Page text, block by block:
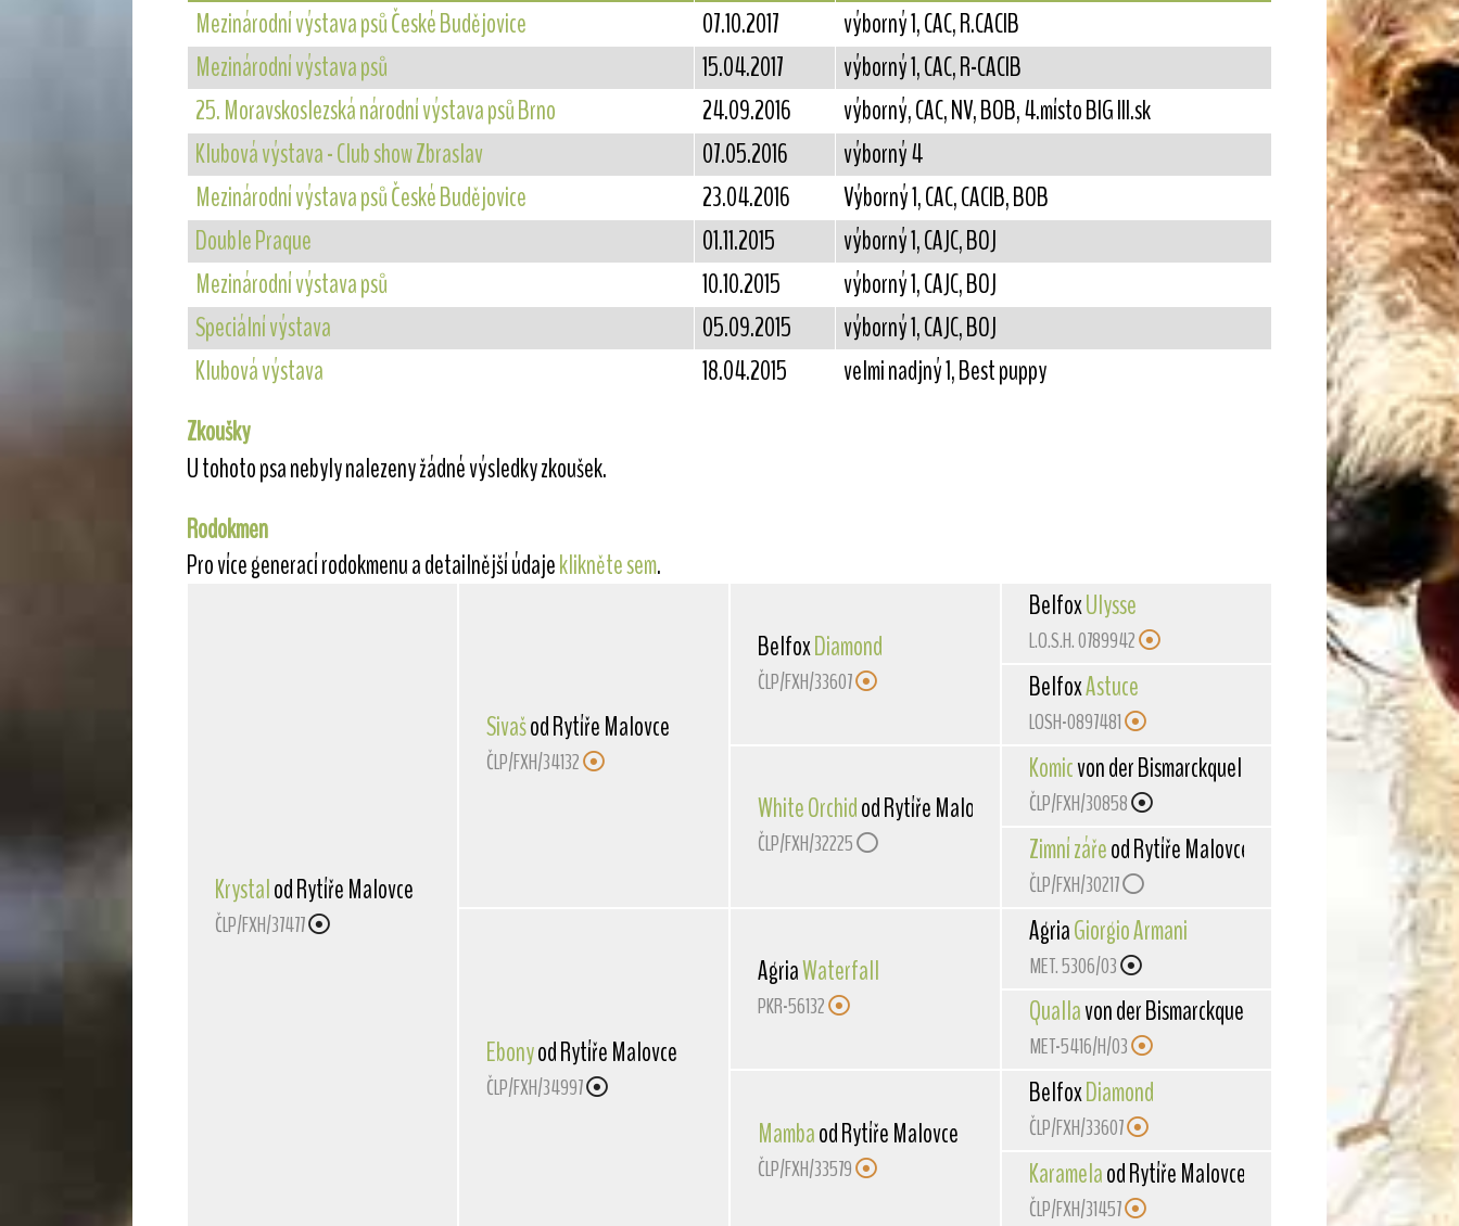
Mezinárodní výstava psů České Budějovice
07.10.2017
výborný 1, CAC, R.CACIB
Mezinárodní výstava psů
15.04.2017
výborný 1, CAC, R-CACIB
25. Moravskoslezská národní výstava psů Brno
24.09.2016
výborný, CAC, NV, BOB, 4.místo BIG III.sk
Klubová výstava - Club show Zbraslav
07.05.2016
výborný 4
Mezinárodní výstava psů České Budějovice
23.04.2016
Výborný 1, CAC, CACIB, BOB
Double Praque
01.11.2015
výborný 1, CAJC, BOJ
Mezinárodní výstava psů
10.10.2015
výborný 1, CAJC, BOJ
Speciální výstava
05.09.2015
výborný 1, CAJC, BOJ
Klubová výstava
18.04.2015
velmi nadjný 1, Best puppy
Zkoušky
U tohoto psa nebyly nalezeny žádné výsledky zkoušek.
Rodokmen
Pro více generací rodokmenu a detailnější údajeklikněte sem.
Krystalod Rytíře Malovce
ČLP/FXH/37477
Sivašod Rytíře Malovce
ČLP/FXH/34132
Ebonyod Rytíře Malovce
ČLP/FXH/34997
BelfoxDiamond
ČLP/FXH/33607
White Orchidod Rytíře Malovce
ČLP/FXH/32225
AgriaWaterfall
PKR-56132
Mambaod Rytíře Malovce
ČLP/FXH/33579
BelfoxUlysse
L.O.S.H. 0789942
BelfoxAstuce
LOSH-0897481
Komicvon der Bismarckquelle
ČLP/FXH/30858
Zimní zářeod Rytíře Malovce
ČLP/FXH/30217
AgriaGiorgio Armani
MET. 5306/03
Quallavon der Bismarckquelle
MET-5416/H/03
BelfoxDiamond
ČLP/FXH/33607
Karamelaod Rytíře Malovce
ČLP/FXH/31457